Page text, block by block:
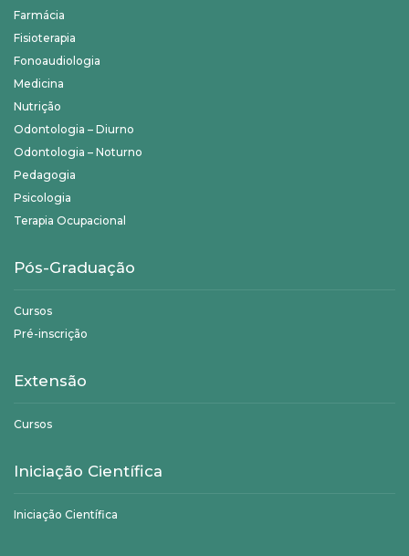
Farmácia
Fisioterapia
Fonoaudiologia
Medicina
Nutrição
Odontologia – Diurno
Odontologia – Noturno
Pedagogia
Psicologia
Terapia Ocupacional
Pós-Graduação
Cursos
Pré-inscrição
Extensão
Cursos
Iniciação Científica
Iniciação Científica